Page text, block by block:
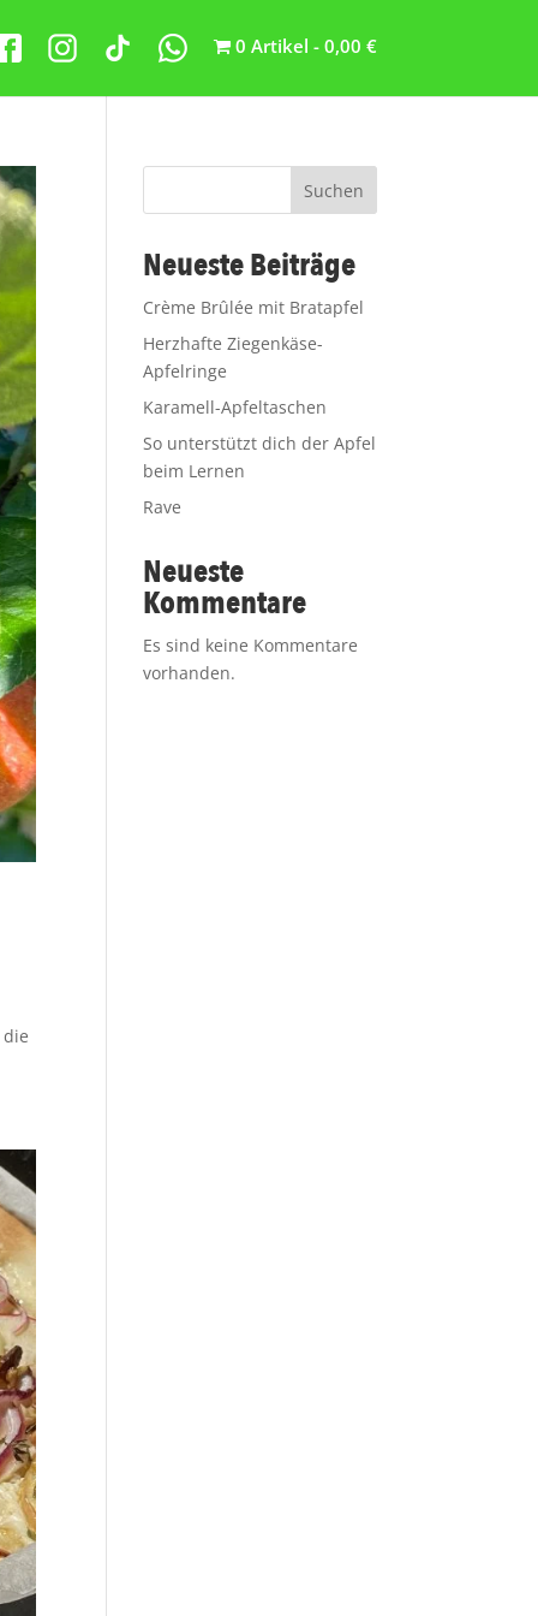
0 Artikel 0,00 €
Suchen
Neueste Beiträge
Crème Brûlée mit Bratapfel
Herzhafte Ziegenkäse-
Apfelringe
Karamell-Apfeltaschen
So unterstützt dich der Apfel
beim Lernen
Rave
Neueste
Kommentare
Es sind keine Kommentare
vorhanden.